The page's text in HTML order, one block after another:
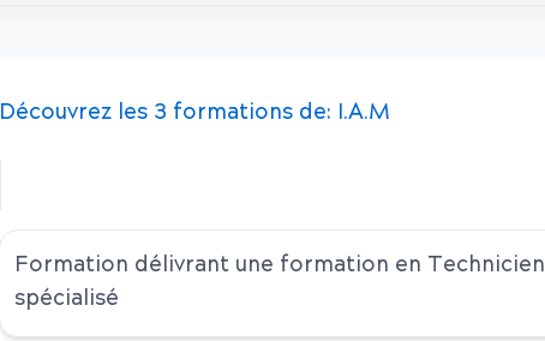
Découvrez les 3 formations de: I.A.M
Formation délivrant une formation en Technicien
spécialisé